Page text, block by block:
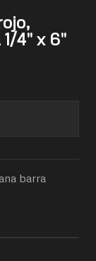
4" x 6"
barra